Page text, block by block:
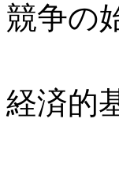
競争の
——
経済的
1 宇